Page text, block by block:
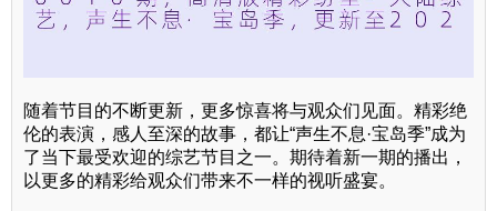
随着节目的不断更新，更多惊喜将与观众们见面。精彩绝
伦的表演，感人至深的故事，都让“声生不息·宝岛季”成为
了当下最受欢迎的综艺节目之一。期待着新一期的播出，
以更多的精彩给观众们带来不一样的视听盛宴。